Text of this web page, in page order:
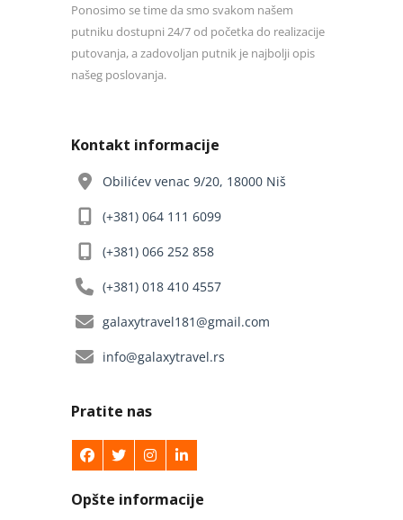
Ponosimo se time da smo svakom našem
putniku dostupni 24/7 od početka do realizacije
putovanja, a zadovoljan putnik je najbolji opis
našeg poslovanja.
Kontakt informacije
Obilićev venac 9/20, 18000 Niš
(+381) 064 111 6099
(+381) 066 252 858
(+381) 018 410 4557
galaxytravel181@gmail.com
info@galaxytravel.rs
Pratite nas
Opšte informacije